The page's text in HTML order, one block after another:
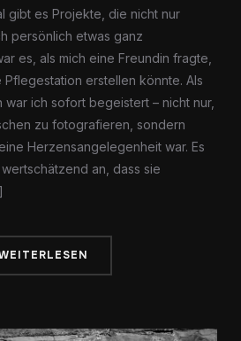
gibt es Projekte, die nicht nur
persönlich etwas ganz
es, als mich eine Freundin fragte,
Pflegestation erstellen könnte. Als
ich sofort begeistert – nicht nur,
zu fotografieren, sondern
Herzensangelegenheit war. Es
an, dass sie